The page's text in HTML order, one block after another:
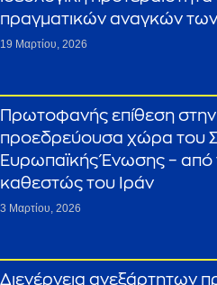
πραγματικών αναγκών
19 Μαρτίου, 2026
Πρωτοφανής επίθεση
προεδρεύουσα χώρα του
Ευρωπαϊκής Ένωσης – από
καθεστώς του Ιράν
3 Μαρτίου, 2026
Διενέργεια ανεξάρτητων